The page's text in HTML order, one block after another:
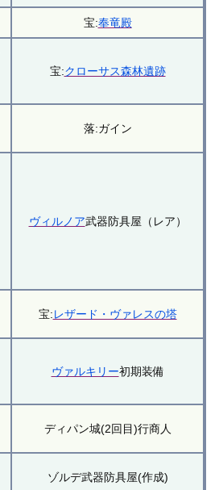
宝:奉竜殿
宝:クローサス森林遺跡
落:ガイン
ヴィルノア武器防具屋（レア）
宝:レザード・ヴァレスの塔
ヴァルキリー初期装備
ディパン城(2回目)行商人
ゾルデ武器防具屋(作成)